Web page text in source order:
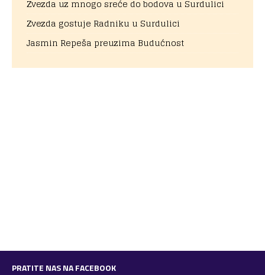
Zvezda uz mnogo sreće do bodova u Surdulici
Zvezda gostuje Radniku u Surdulici
Jasmin Repeša preuzima Budućnost
PRATITE NAS NA FACEBOOK